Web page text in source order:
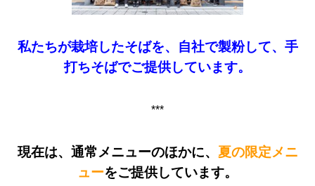
私たちが栽培したそばを、自社で製粉して、手
打ちそばでご提供しています。
***
現在は、通常メニューのほかに、 夏の限定メニ
ューをご提供しています。